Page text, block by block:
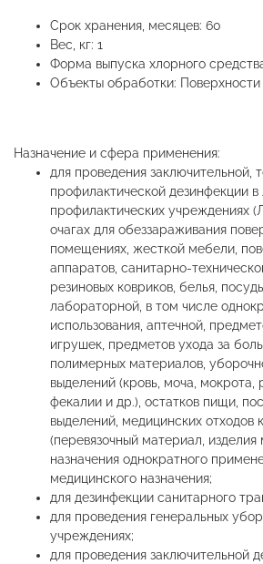
Срок хранения, месяцев: 60
Вес, кг: 1
Форма выпуска хлорного
Объекты обработки:
Назначение и сфера применения:
для проведения заключительной,
профилактической дезинфекции в
профилактических учреждениях
очагах для обеззараживания
помещениях, жесткой мебели,
аппаратов, санитарно-
резиновых ковриков, белья,
лабораторной, в том числе
использования, аптечной,
игрушек, предметов ухода за
полимерных материалов,
выделений (кровь, моча, мокрота,
фекалии и др.), остатков пищи,
выделений, медицинских отходов
(перевязочный материал, изделия
назначения однократного
медицинского назначения;
для дезинфекции санитарного
для проведения генеральных
учреждениях;
для проведения заключительной